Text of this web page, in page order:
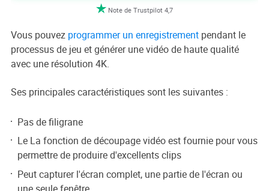
 Note de Trustpilot 4,7
Vous pouvez programmer un enregistrementpendant le
processus de jeu et générer une vidéo de haute qualité
avec une résolution 4K.
Ses principales caractéristiques sont les suivantes :
Pas de filigrane
Le La fonction de découpage vidéo est fournie pour vous
permettre de produire d'excellents clips
Peut capturer l'écran complet, une partie de l'écran ou